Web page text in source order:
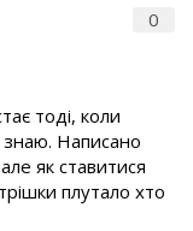
0
тоді, коли
знаю. Написано
як ставитися
плутало хто